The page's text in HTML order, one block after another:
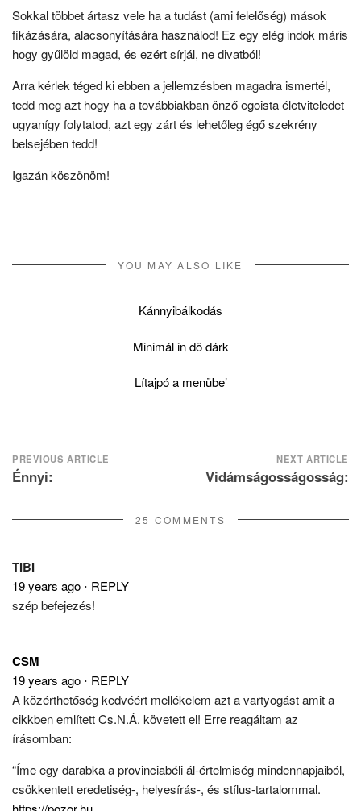
Sokkal többet ártasz vele ha a tudást (ami felelőség) mások
fikázására, alacsonyítására használod! Ez egy elég indok máris
hogy gyűlöld magad, és ezért sírjál, ne divatból!
Arra kérlek téged ki ebben a jellemzésben magadra ismertél,
tedd meg azt hogy ha a továbbiakban önző egoista életviteledet
ugyanígy folytatod, azt egy zárt és lehetőleg égő szekrény
belsejében tedd!
Igazán köszönöm!
YOU MAY ALSO LIKE
Kánnyibálkodás
Minimál in dö dárk
Lítajpó a menübe’
Post
navigation
PREVIOUS ARTICLE
Énnyi:
NEXT ARTICLE
Vidámságosságosság:
25 COMMENTS
TIBI
19 years ago ⋅ REPLY
szép befejezés!
CSM
19 years ago ⋅ REPLY
A közérthetőség kedvéért mellékelem azt a vartyogást amit a
cikkben említett Cs.N.Á. követett el! Erre reagáltam az
írásomban:
“Íme egy darabka a provinciabéli ál-értelmiség mindennapjaiból,
csökkentett eredetiség-, helyesírás-, és stílus-tartalommal.